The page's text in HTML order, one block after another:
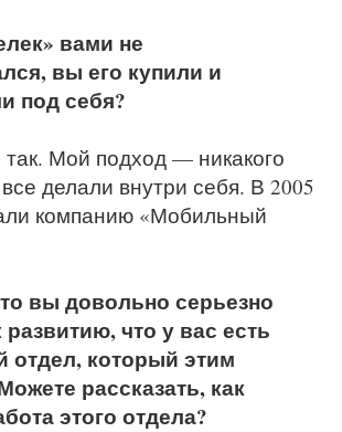
вами не
вы его купили и
под себя?
Мой подход — никакого
делали внутри себя. В 2005
компанию «Мобильный
вы довольно серьезно
развитию, что у вас есть
отдел, который этим
рассказать, как
этого отдела?